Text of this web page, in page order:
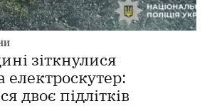
зіткнулися
електроскутер:
двоє підлітків